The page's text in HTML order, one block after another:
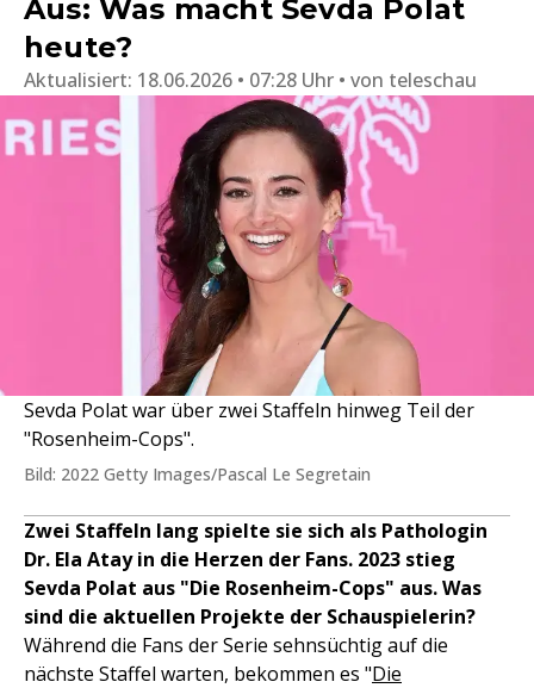
Aus: Was macht Sevda Polat
heute?
Aktualisiert: 18.06.2026 • 07:28 Uhr von teleschau
Sevda Polat war über zwei Staffeln hinweg Teil der
"Rosenheim-Cops".
Bild: 2022 Getty Images/Pascal Le Segretain
Zwei Staffeln lang spielte sie sich als Pathologin
Dr. Ela Atay in die Herzen der Fans. 2023 stieg
Sevda Polat aus "Die Rosenheim-Cops" aus. Was
sind die aktuellen Projekte der Schauspielerin?
Während die Fans der Serie sehnsüchtig auf die
nächste Staffel warten, bekommen es "Die